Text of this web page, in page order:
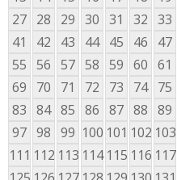
27 28 29 30 31 32 33
41
42 43 44 45 46 47
55 56 57 58 59 60 61
69
70 71 72 73 74 75
83 84 85 86 87 88 89
97 98 99 100 101 102 103
111 112 113 114 115 116 117